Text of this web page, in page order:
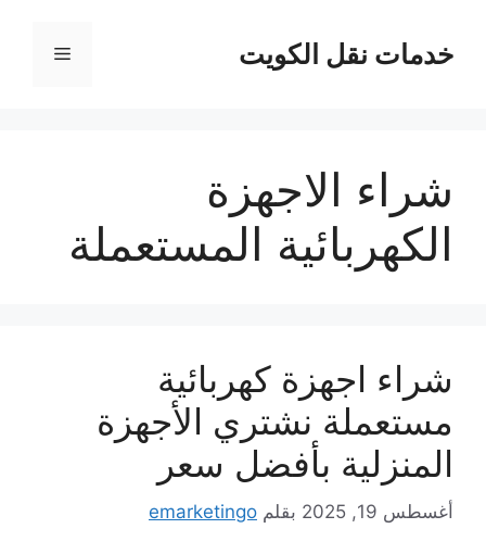
المحتوىخدمات نقل الكويت القائمة
شراء الاجهزة
الكهربائية المستعملة
شراء اجهزة كهربائية
مستعملة نشتري الأجهزة
المنزلية بأفضل سعر
أغسطس 19, 2025 بقلم emarketingo